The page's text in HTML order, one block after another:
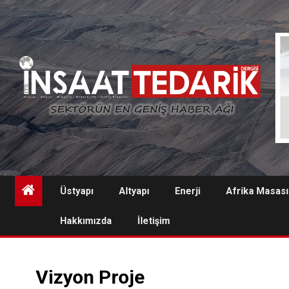
Skip
to
content
Üstyapı Altyapı Enerji Afrika Masası
Hakkımızda İletişim
Vizyon Proje